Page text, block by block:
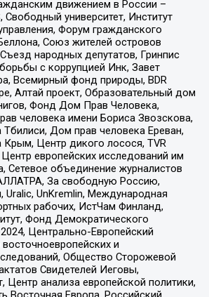
движением в России –
Свободный университет, Институт
Форум гражданского
Союз жителей островов
народных депутатов, Гринпис
с коррупцией Инк, Завет
Всемирный фонд природы, BDR
Алтай проект, Образовательный дом
Фонд Дом Прав Человека,
человека имени Бориса Звозскова,
Дом прав человека Ереван,
Центр дикого лосося, TVR
европейских исследований им
Сетевое объединение журналистов
За свободную Россию,
Uralic, UnKremlin, Международная
рабочих, ИстЧам Финланд,
Фонд Демократического
Центрально-Европейский
и
Общество Сторожевой
Свидетелей Иеговы,
Центр анализа европейской политики,